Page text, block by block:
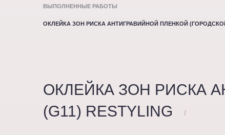
ВЫПОЛНЕННЫЕ РАБОТЫ
ОКЛЕЙКА ЗОН РИСКА АНТИГРАВИЙНОЙ ПЛЕНКОЙ
ОКЛЕЙКА ЗОН РИСКА
(G11) RESTYLING
/